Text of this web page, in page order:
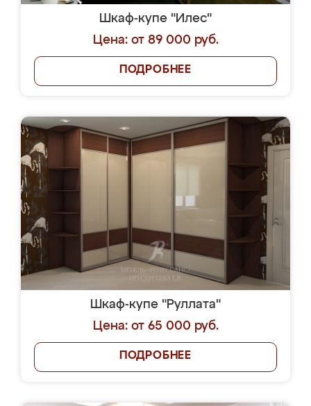
Шкаф-купе "Илес"
Цена: от 89 000 руб.
ПОДРОБНЕЕ
Шкаф-купе "Руллата"
Цена: от 65 000 руб.
ПОДРОБНЕЕ